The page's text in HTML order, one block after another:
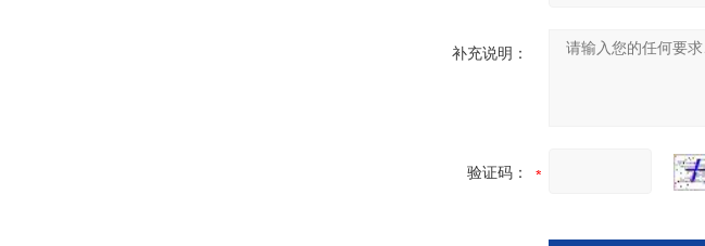
补充说明：
验证码：